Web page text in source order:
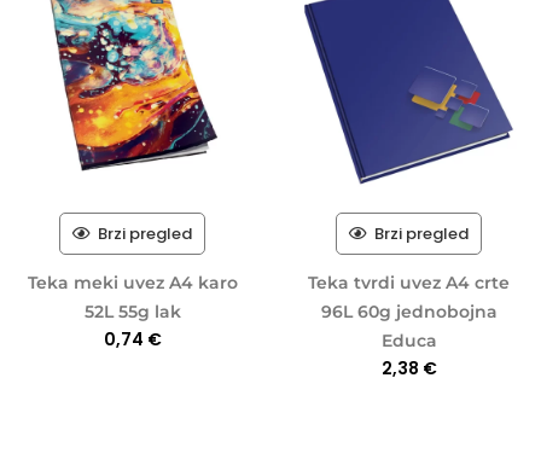
Brzi pregled
Teka meki uvez A4 karo
52L 55g lak
0,74 €
Brzi pregled
Teka tvrdi uvez A4 crte
96L 60g jednobojna
Educa
2,38 €